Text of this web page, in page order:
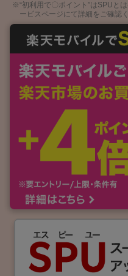
※“初利用で〇ポイント”はSPUと
ービスページにて詳細をご確認く